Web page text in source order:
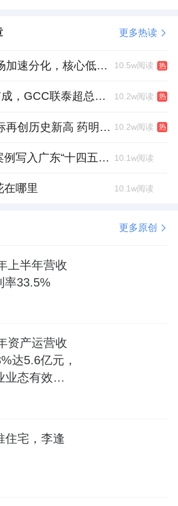
更多热读
杭州顶豪市场加速分化，核心低密资产迎来价值兑现 10.5w阅读 热
加推去化超7成，GCC联泰超总湾再次引爆深圳顶豪市场认购热潮 10.2w阅读 热
中报多项指标再创历史新高 药明康德将高质量发展成果“分发”到位 10.2w阅读 热
越秀集团双案例写入广东“十四五”公共文化答卷，复合文化空间助力青年发展型城市建设 10.1w阅读
在哪里 10.1w阅读
更多原创
上半年营收
率33.5%
资产运营收
达5.6亿元，
业态有效互
住宅，李逢